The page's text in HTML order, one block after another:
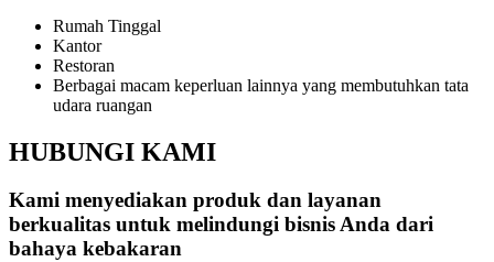
Rumah Tinggal
Kantor
Restoran
Berbagai macam keperluan lainnya yang membutuhkan tata
udara ruangan
HUBUNGI KAMI
Kami menyediakan produk dan layanan
berkualitas untuk melindungi bisnis Anda dari
bahaya kebakaran